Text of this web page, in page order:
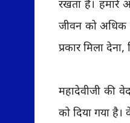
रखता है। हमारे
जीवन को अधिक
प्रकार मिला
महादेवीजी की
को दिया गया